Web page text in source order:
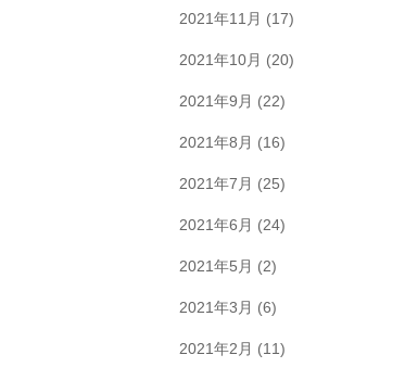
2021年11月 (17)
2021年10月 (20)
2021年9月 (22)
2021年8月 (16)
2021年7月 (25)
2021年6月 (24)
2021年5月 (2)
2021年3月 (6)
2021年2月 (11)